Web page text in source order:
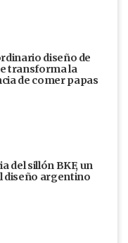
diseño de
transforma la
de comer papas
del sillón BKF, un
diseño argentino